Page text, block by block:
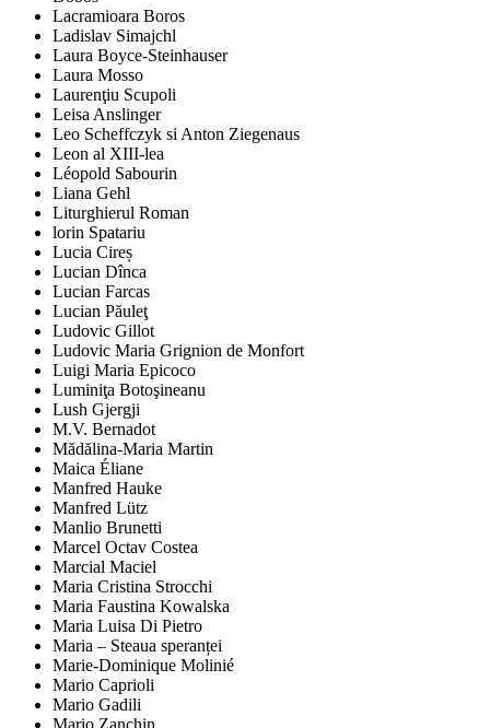
Lacramioara Boros
Ladislav Simajchl
Laura Boyce-Steinhauser
Laura Mosso
Laurenţiu Scupoli
Leisa Anslinger
Leo Scheffczyk si Anton Ziegenaus
Leon al XIII-lea
Léopold Sabourin
Liana Gehl
Liturghierul Roman
lorin Spatariu
Lucia Cireș
Lucian Dînca
Lucian Farcas
Lucian Păuleţ
Ludovic Gillot
Ludovic Maria Grignion de Monfort
Luigi Maria Epicoco
Luminiţa Botoşineanu
Lush Gjergji
M.V. Bernadot
Mădălina-Maria Martin
Maica Éliane
Manfred Hauke
Manfred Lütz
Manlio Brunetti
Marcel Octav Costea
Marcial Maciel
Maria Cristina Strocchi
Maria Faustina Kowalska
Maria Luisa Di Pietro
Maria – Steaua speranței
Marie-Dominique Molinié
Mario Caprioli
Mario Gadili